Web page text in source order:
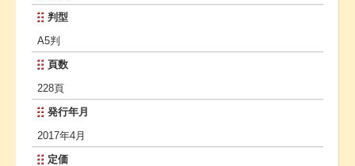
判型
A5判
頁数
228頁
発行年月
2017年4月
定価